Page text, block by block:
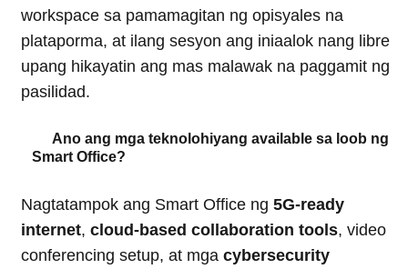
workspace sa pamamagitan ng opisyales na
plataporma, at ilang sesyon ang iniaalok nang libre
upang hikayatin ang mas malawak na paggamit ng
pasilidad.
Ano ang mga teknolohiyang available sa loob ng
Smart Office?
Nagtatampok ang Smart Office ng 5G-ready
internet, cloud-based collaboration tools, video
conferencing setup, at mga cybersecurity